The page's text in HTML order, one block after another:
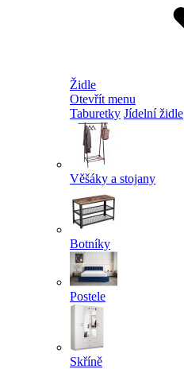
Židle
Otevřít menu
Taburetky Jídelní židle
Věšáky a stojany
Botníky
Postele
Skříně